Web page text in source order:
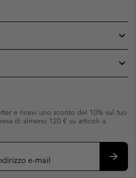
e ricevi uno sconto del 10% sul tuo
di almeno 120 € su articoli a